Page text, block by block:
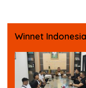
Winnet Indonesia